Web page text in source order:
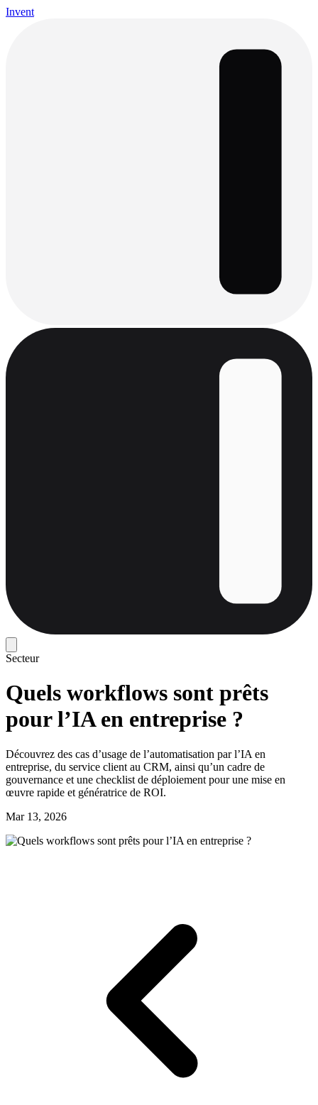
Invent
Secteur
Quels workflows sont prêts
pour l’IA en entreprise ?
Découvrez des cas d’usage de l’automatisation par l’IA en
entreprise, du service client au CRM, ainsi qu’un cadre de
gouvernance et une checklist de déploiement pour une mise en
œuvre rapide et génératrice de ROI.
Mar 13, 2026